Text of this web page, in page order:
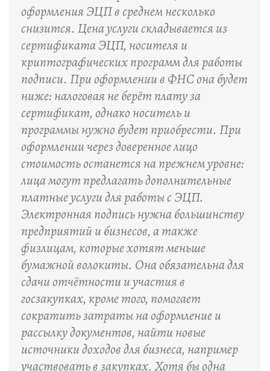
оформления ЭЦП в среднем несколько
снизится. Цена услуги складывается из
сертификата ЭЦП, носителя и
криптографических программ для работы
подписи. При оформлении в ФНС она будет
ниже: налоговая не берёт плату за
сертификат, однако носитель и
программы нужно будет приобрести. При
оформлении через доверенное лицо
стоимость останется на прежнем уровне:
лица могут предлагать дополнительные
платные услуги для работы с ЭЦП.
Электронная подпись нужна большинству
предприятий и бизнесов, а также
физлицам, которые хотят меньше
бумажной волокиты. Она обязательна для
сдачи отчётности и участия в
госзакупках, кроме того, помогает
сократить затраты на оформление и
рассылку документов, найти новые
источники доходов для бизнеса, например
участвовать в закупках. Хотя бы одна